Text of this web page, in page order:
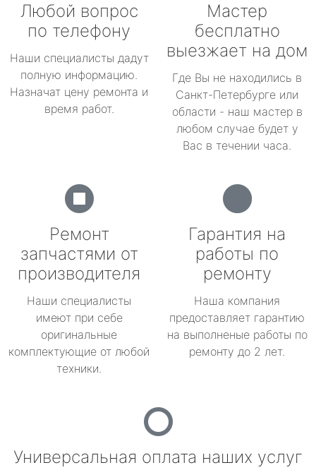
Любой вопрос
по телефону
Наши специалисты дадут
полную информацию.
Назначат цену ремонта и
время работ.
Мастер
бесплатно
выезжает на дом
Где Вы не находились в
Санкт-Петербурге или
области - наш мастер в
любом случае будет у
Вас в течении часа.
Ремонт
запчастями от
производителя
Наши специалисты
имеют при себе
оригинальные
комплектующие от любой
техники.
Гарантия на
работы по
ремонту
Наша компания
предоставляет гарантию
на выполненые работы по
ремонту до 2 лет.
Универсальная оплата наших услуг